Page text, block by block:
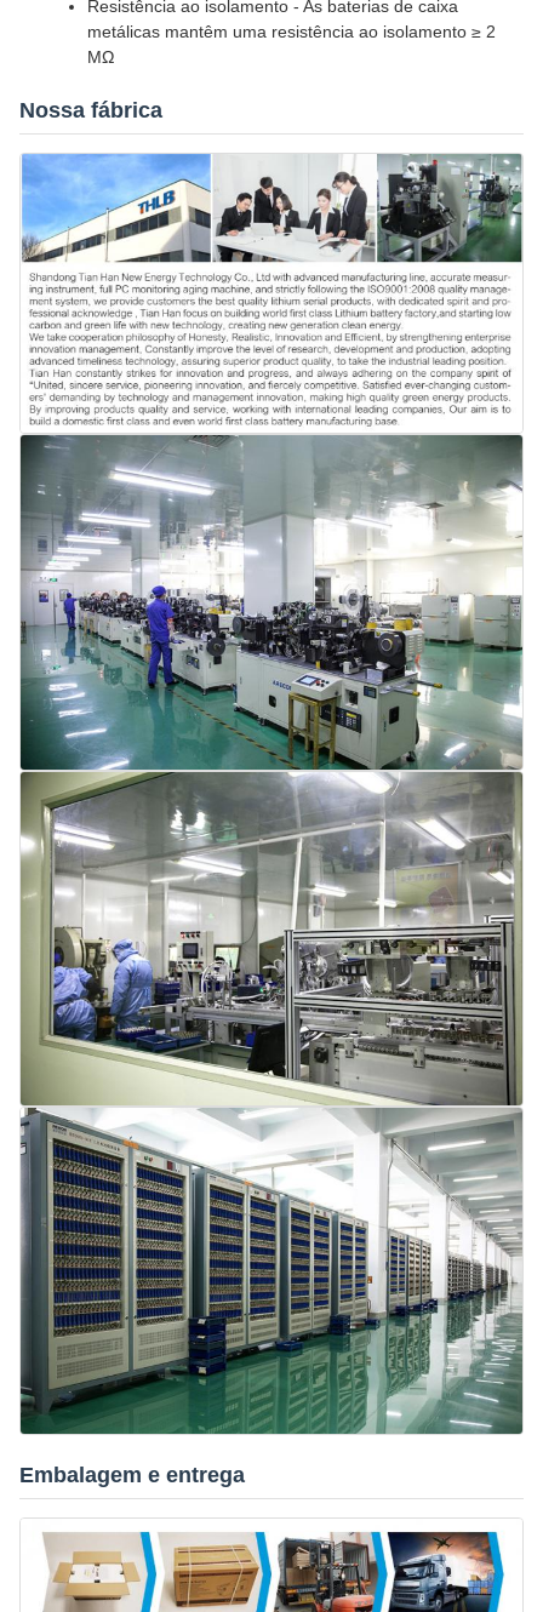
Resistência ao isolamento - As baterias de caixa
metálicas mantêm uma resistência ao isolamento ≥ 2
MΩ
Nossa fábrica
Embalagem e entrega